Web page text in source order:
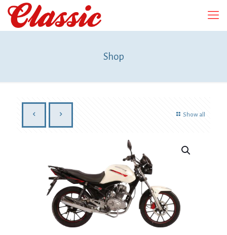
Shop
Show all